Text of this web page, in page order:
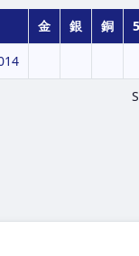
金 銀 銅